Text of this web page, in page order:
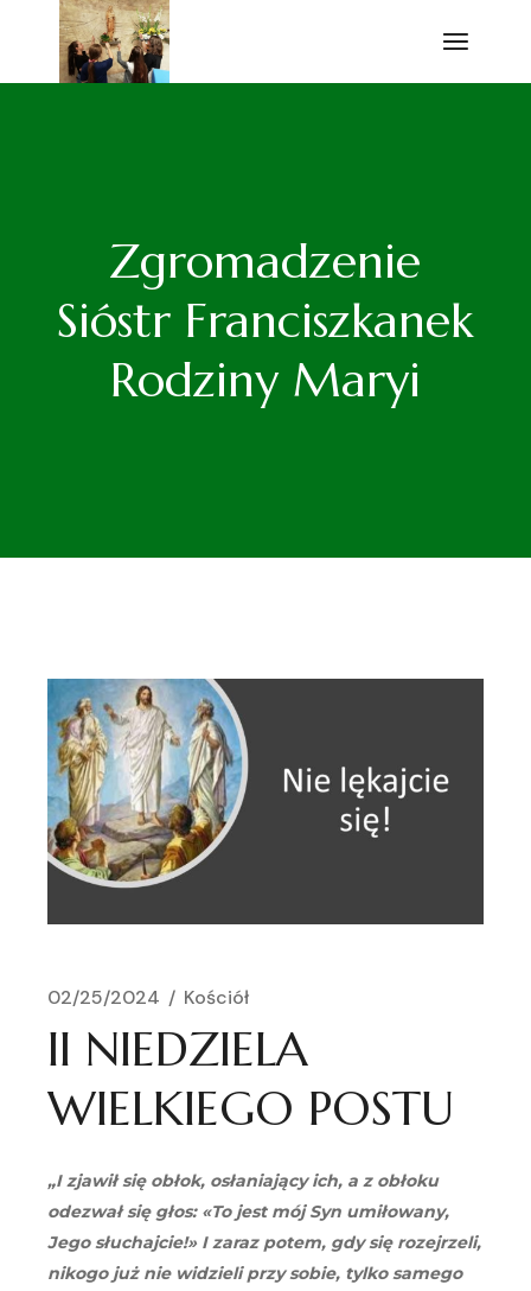
Przejdź
Zgromadzenie
Sióstr Franciszkanek
Rodziny Maryi
02/25/2024 Kościół
II NIEDZIELA
WIELKIEGO POSTU
„I zjawił się obłok, osłaniający ich, a z obłoku
odezwał się głos: «To jest mój Syn umiłowany,
Jego słuchajcie!» I zaraz potem, gdy się rozejrzeli,
nikogo już nie widzieli przy sobie, tylko samego